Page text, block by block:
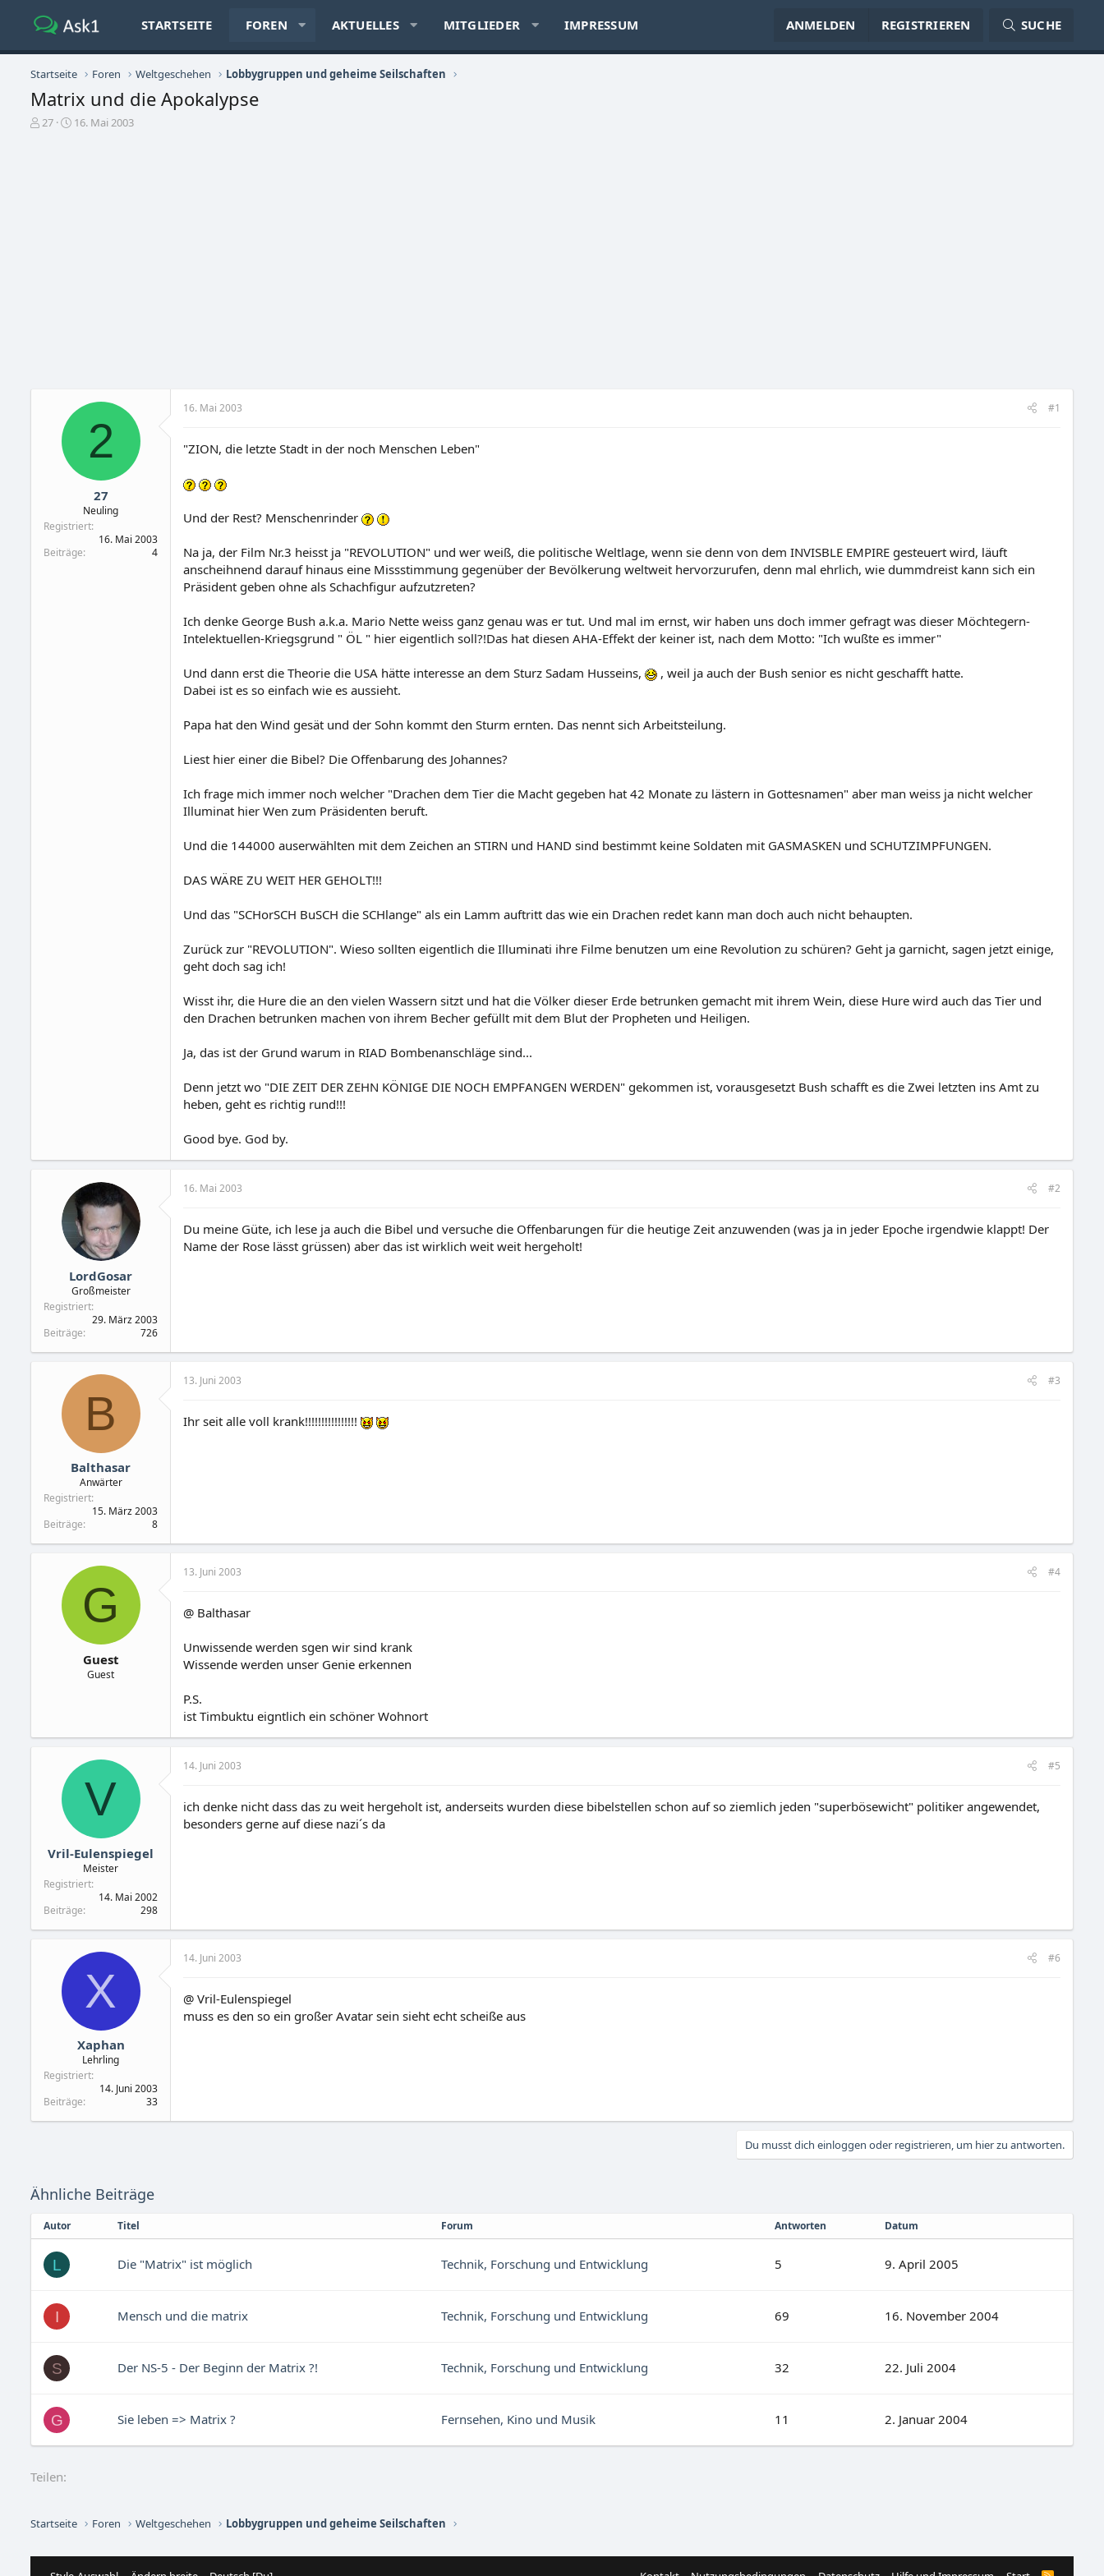
STARTSEITE FOREN AKTUELLES MITGLIEDER IMPRESSUM ANMELDEN REGISTRIEREN SUCHE
Startseite Foren Weltgeschehen Lobbygruppen und geheime Seilschaften
Matrix und die Apokalypse
E
27
E16. Mai 2003
2
27
Neuling
Registriert
16. Mai 2003
Beiträge
4
16. Mai 2003 #1
"ZION, die letzte Stadt in der noch Menschen Leben"
Und der Rest? Menschenrinder
Na ja, der Film Nr.3 heisst ja "REVOLUTION" und wer weiß, die politische Weltlage, wenn sie denn von dem INVISBLE EMPIRE gesteuert wird, läuft
anscheihnend darauf hinaus eine Missstimmung gegenüber der Bevölkerung weltweit hervorzurufen, denn mal ehrlich, wie dummdreist kann sich ein
Präsident geben ohne als Schachfigur aufzutzreten?
Ich denke George Bush a.k.a. Mario Nette weiss ganz genau was er tut. Und mal im ernst, wir haben uns doch immer gefragt was dieser Möchtegern-
Intelektuellen-Kriegsgrund " ÖL " hier eigentlich soll?!Das hat diesen AHA-Effekt der keiner ist, nach dem Motto: "Ich wußte es immer"
Und dann erst die Theorie die USA hätte interesse an dem Sturz Sadam Husseins,
, weil ja auch der Bush senior es nicht geschafft hatte.
Dabei ist es so einfach wie es aussieht.
Papa hat den Wind gesät und der Sohn kommt den Sturm ernten. Das nennt sich Arbeitsteilung.
Liest hier einer die Bibel? Die Offenbarung des Johannes?
Ich frage mich immer noch welcher "Drachen dem Tier die Macht gegeben hat 42 Monate zu lästern in Gottesnamen" aber man weiss ja nicht welcher
Illuminat hier Wen zum Präsidenten beruft.
Und die 144000 auserwählten mit dem Zeichen an STIRN und HAND sind bestimmt keine Soldaten mit GASMASKEN und SCHUTZIMPFUNGEN.
DAS WÄRE ZU WEIT HER GEHOLT!!!
Und das "SCHorSCH BuSCH die SCHlange" als ein Lamm auftritt das wie ein Drachen redet kann man doch auch nicht behaupten.
Zurück zur "REVOLUTION". Wieso sollten eigentlich die Illuminati ihre Filme benutzen um eine Revolution zu schüren? Geht ja garnicht, sagen jetzt einige,
geht doch sag ich!
Wisst ihr, die Hure die an den vielen Wassern sitzt und hat die Völker dieser Erde betrunken gemacht mit ihrem Wein, diese Hure wird auch das Tier und
den Drachen betrunken machen von ihrem Becher gefüllt mit dem Blut der Propheten und Heiligen.
Ja, das ist der Grund warum in RIAD Bombenanschläge sind...
Denn jetzt wo "DIE ZEIT DER ZEHN KÖNIGE DIE NOCH EMPFANGEN WERDEN" gekommen ist, vorausgesetzt Bush schafft es die Zwei letzten ins Amt zu
heben, geht es richtig rund!!!
Good bye. God by.
LordGosar
Großmeister
Registriert
29. März 2003
Beiträge
726
16. Mai 2003 #2
Du meine Güte, ich lese ja auch die Bibel und versuche die Offenbarungen für die heutige Zeit anzuwenden (was ja in jeder Epoche irgendwie klappt! Der
Name der Rose lässt grüssen) aber das ist wirklich weit weit hergeholt!
B
Balthasar
Anwärter
Registriert
15. März 2003
Beiträge
8
13. Juni 2003 #3
Ihr seit alle voll krank!!!!!!!!!!!!!!!!
G
Guest
Guest
13. Juni 2003 #4
@ Balthasar
Unwissende werden sgen wir sind krank
Wissende werden unser Genie erkennen
P.S.
ist Timbuktu eigntlich ein schöner Wohnort
V
Vril-Eulenspiegel
Meister
Registriert
14. Mai 2002
Beiträge
298
14. Juni 2003 #5
ich denke nicht dass das zu weit hergeholt ist, anderseits wurden diese bibelstellen schon auf so ziemlich jeden "superbösewicht" politiker angewendet,
besonders gerne auf diese nazi´s da
X
Xaphan
Lehrling
Registriert
14. Juni 2003
Beiträge
33
14. Juni 2003 #6
@ Vril-Eulenspiegel
muss es den so ein großer Avatar sein sieht echt scheiße aus
Du musst dich einloggen oder registrieren, um hier zu antworten.
Ähnliche Beiträge
Autor Titel Forum Antworten Datum
L Die "Matrix" ist möglich Technik, Forschung und Entwicklung 5 9. April 2005
I Mensch und die matrix Technik, Forschung und Entwicklung 69 16. November 2004
S Der NS-5 - Der Beginn der Matrix ?! Technik, Forschung und Entwicklung 32 22. Juli 2004
G Sie leben => Matrix ? Fernsehen, Kino und Musik 11 2. Januar 2004
Teilen:
Startseite Foren Weltgeschehen Lobbygruppen und geheime Seilschaften